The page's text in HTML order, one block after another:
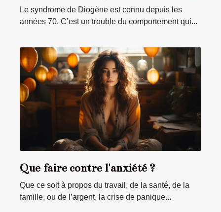
environs ?
Le syndrome de Diogène est connu depuis les
années 70. C’est un trouble du comportement qui...
Que faire contre l'anxiété ?
Que ce soit à propos du travail, de la santé, de la
famille, ou de l’argent, la crise de panique...